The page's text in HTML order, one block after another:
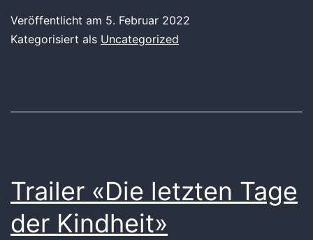
Veröffentlicht am 5. Februar 2022
Kategorisiert als Uncategorized
Trailer «Die letzten Tage
der Kindheit»